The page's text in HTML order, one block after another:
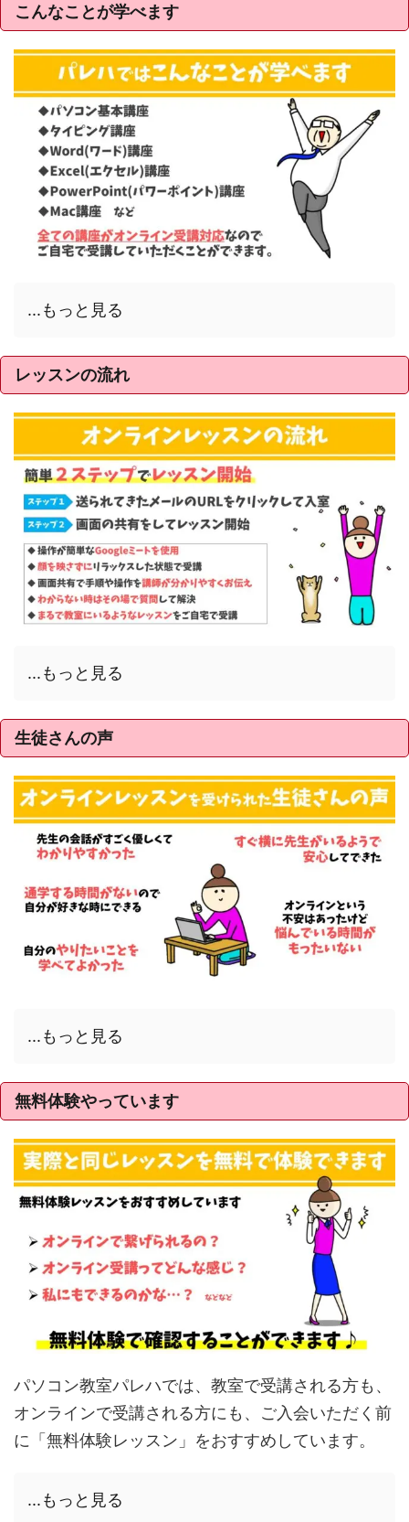
こんなことが学べます
...もっと見る
レッスンの流れ
...もっと見る
生徒さんの声
...もっと見る
無料体験やっています
パソコン教室パレハでは、教室で受講される方も、
オンラインで受講される方にも、ご入会いただく前
に「無料体験レッスン」をおすすめしています。
...もっと見る